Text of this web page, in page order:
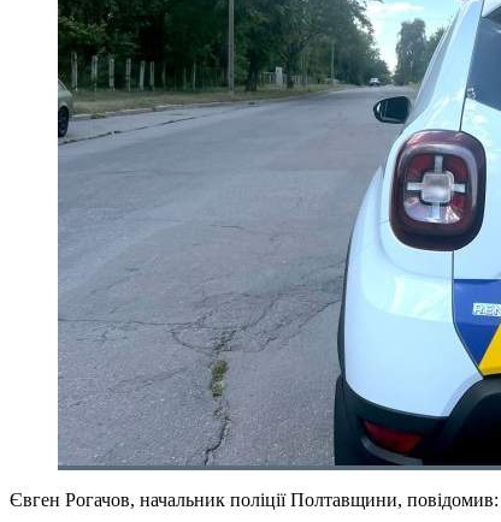
Євген Рогачов, начальник поліції Полтавщини, повідомив: